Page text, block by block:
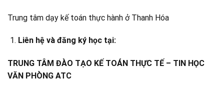
Trung tâm dạy kế toán thực hành ở Thanh Hóa
Liên hệ và đăng ký học tại:
TRUNG TÂM ĐÀO TẠO KẾ TOÁN THỰC TẾ – TIN HỌC
VĂN PHÒNG ATC